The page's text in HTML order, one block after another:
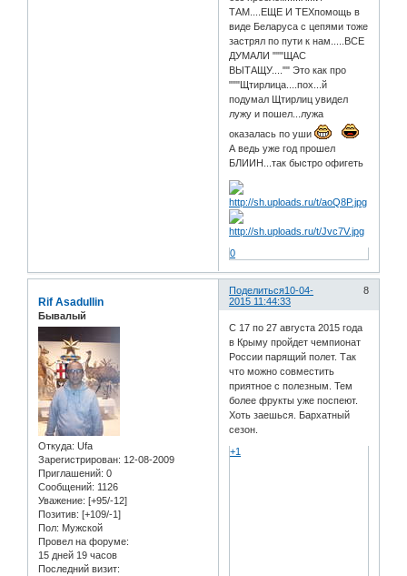
ТАМ....ЕЩЕ И ТЕХпомощь в
виде Беларуса с цепями тоже
застрял по пути к нам.....ВСЕ
ДУМАЛИ """ЩАС
ВЫТАЩУ...."" Это как про
"""Щтирлица....пох...й
подумал Щтирлиц увидел
лужу и пошел...лужа
оказалась по уши
А ведь уже год прошел
БЛИИН...так быстро офигеть
0
Поделиться 8
10-04-
2015 11:44:33
Rif Asadullin
Бывалый
Откуда: Ufa
Зарегистрирован: 12-08-2009
Приглашений: 0
Сообщений: 1126
Уважение: [+95/-12]
Позитив: [+109/-1]
Пол: Мужской
Провел на форуме:
15 дней 19 часов
Последний визит:
С 17 по 27 августа 2015 года
в Крыму пройдет чемпионат
России парящий полет. Так
что можно совместить
приятное с полезным. Тем
более фрукты уже поспеют.
Хоть заешься. Бархатный
сезон.
+1